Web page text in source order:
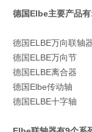
德国Elbe主要产品
德国ELBE万向联轴
德国ELBE万向节
德国ELBE离合器
德国Elbe传动轴
德国ELBE十字轴